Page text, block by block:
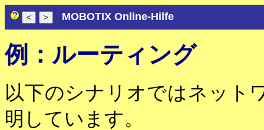
MOBOTIX Online-Hilfe
例：ルーティング
以下のシナリオではネット
明しています。